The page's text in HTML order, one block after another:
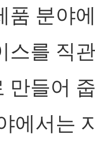
품 분야
스를 직
만들어
에서는